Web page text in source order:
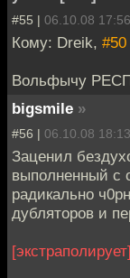
#55 | 06.10.08 17:56
Кому: Dreik, #50
Вольфычу
bigsmile »
#56 | 06.10.08 18:13
Заценил
выполненный с
радикально
дубляторов и
[экстраполирует]